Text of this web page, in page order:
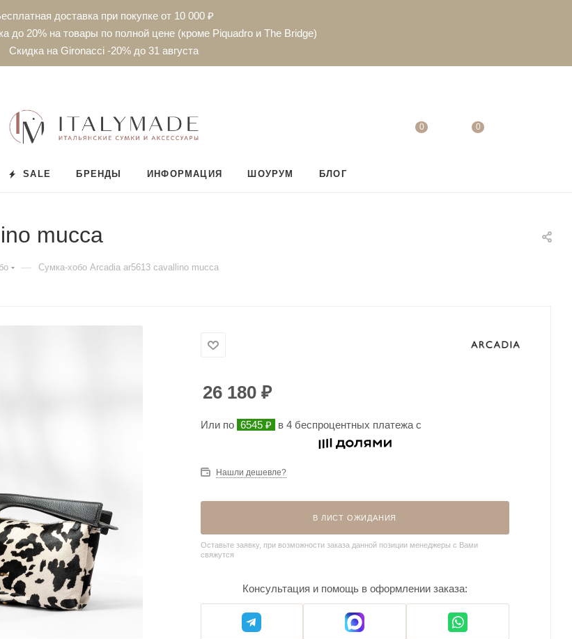
доставка при покупке от 10 000 ₽
до 20% на товары по полной цене (кроме Piquadro и The Bridge)
Скидка на Gironacci -20% до 31 августа
0 0
SALE БРЕНДЫ ИНФОРМАЦИЯ ШОУРУМ БЛОГ
mucca
— Сумка-хобо Arcadia ar5613 cavallino mucca
26 180₽
Или по 6545 ₽ в 4 беспроцентных платежа с
Нашли дешевле?
В ЛИСТ ОЖИДАНИЯ
Оставьте заявку, при возможности заказа данной позиции менеджеры с Вами
свяжутся
Консультация и помощь в оформлении заказа: